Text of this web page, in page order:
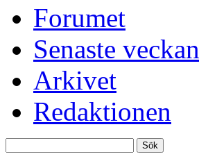
Forumet
Senaste veckan
Arkivet
Redaktionen